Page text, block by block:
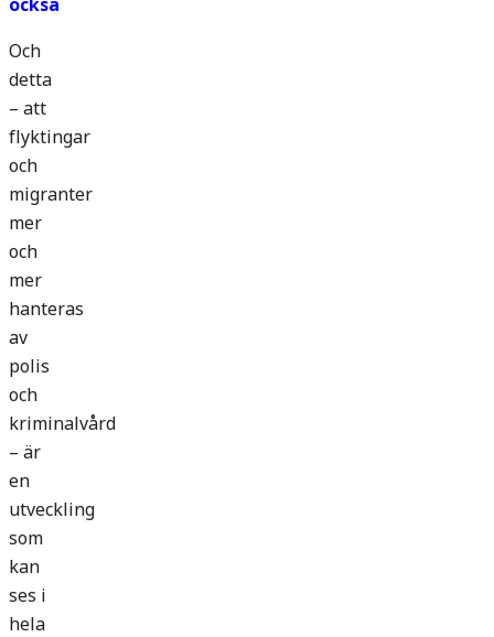
Och
detta
– att
flyktingar
och
migranter
mer
och
mer
hanteras
av
polis
och
kriminalvård
– är
en
utveckling
som
kan
ses i
hela